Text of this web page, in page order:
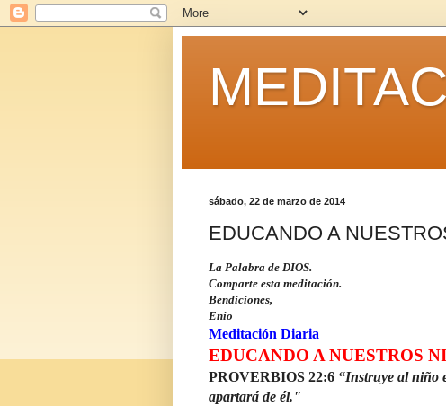
sábado, 22 de marzo de 2014
EDUCANDO A
La Palabra de DIOS.
Comparte esta meditación.
Bendiciones,
Enio
Meditación Diaria
EDUCANDO A NUESTROS
PROVERBIOS 22:6 “Instruye al niño
apartará de él."